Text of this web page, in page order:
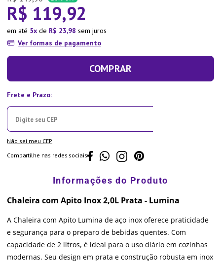
R$ 119,92
em até 5 de R$ 23,98 sem juros
Ver formas de pagamento
COMPRAR
Não sei meu CEP
Compartilhe nas redes sociais
Chaleira com Apito Inox 2,0L Prata - Lumina
A Chaleira com Apito Lumina de aço inox oferece praticidade
e segurança para o preparo de bebidas quentes. Com
capacidade de 2 litros, é ideal para o uso diário em cozinhas
modernas. Seu design em prata e construção robusta em inox